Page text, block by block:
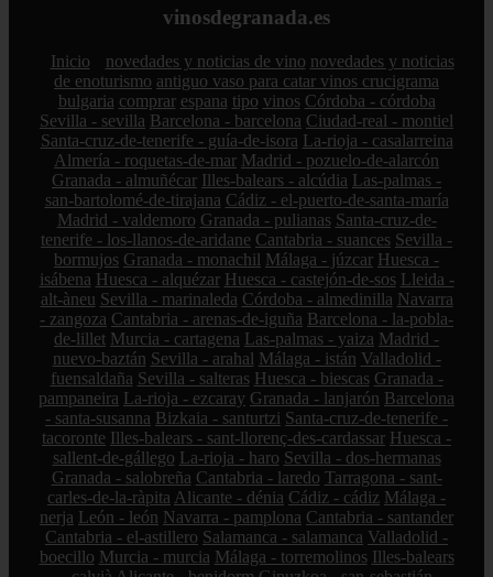
vinosdegranada.es
Inicio novedades y noticias de vino novedades y noticias
de enoturismo antiguo vaso para catar vinos crucigrama
bulgaria comprar espana tipo vinos Córdoba - córdoba
Sevilla - sevilla Barcelona - barcelona Ciudad-real - montiel
Santa-cruz-de-tenerife - guía-de-isora La-rioja - casalarreina
Almería - roquetas-de-mar Madrid - pozuelo-de-alarcón
Granada - almuñécar Illes-balears - alcúdia Las-palmas -
san-bartolomé-de-tirajana Cádiz - el-puerto-de-santa-maría
Madrid - valdemoro Granada - pulianas Santa-cruz-de-
tenerife - los-llanos-de-aridane Cantabria - suances Sevilla -
bormujos Granada - monachil Málaga - júzcar Huesca -
isábena Huesca - alquézar Huesca - castejón-de-sos Lleida -
alt-àneu Sevilla - marinaleda Córdoba - almedinilla Navarra
- zangoza Cantabria - arenas-de-iguña Barcelona - la-pobla-
de-lillet Murcia - cartagena Las-palmas - yaiza Madrid -
nuevo-baztán Sevilla - arahal Málaga - istán Valladolid -
fuensaldaña Sevilla - salteras Huesca - biescas Granada -
pampaneira La-rioja - ezcaray Granada - lanjarón Barcelona
- santa-susanna Bizkaia - santurtzi Santa-cruz-de-tenerife -
tacoronte Illes-balears - sant-llorenç-des-cardassar Huesca -
sallent-de-gállego La-rioja - haro Sevilla - dos-hermanas
Granada - salobreña Cantabria - laredo Tarragona - sant-
carles-de-la-ràpita Alicante - dénia Cádiz - cádiz Málaga -
nerja León - león Navarra - pamplona Cantabria - santander
Cantabria - el-astillero Salamanca - salamanca Valladolid -
boecillo Murcia - murcia Málaga - torremolinos Illes-balears